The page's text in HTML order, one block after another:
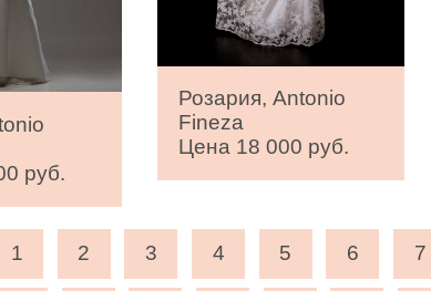
руб.
Розария, Antonio
Fineza
Цена 18 000 руб.
1 2 3 4 5 6 7